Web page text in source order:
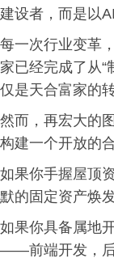
建设者，而是以
每一次行业变革
家已经完成了从
仅是天合富家的
然而，再宏大的
构建一个开放的
如果你手握屋顶
默的固定资产焕
如果你具备属地
——前端开发，后